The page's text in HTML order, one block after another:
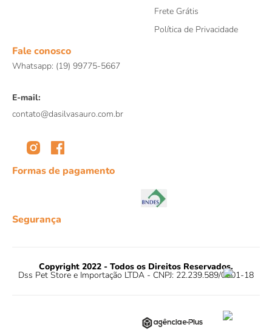
Frete Grátis
Política de Privacidade
Fale conosco
Whatsapp: (19) 99775-5667
E-mail:
contato@dasilvasauro.com.br
Formas de pagamento
Segurança
Copyright 2022 - Todos os Direitos Reservados.
Dss Pet Store e Importação LTDA - CNPJ: 22.239.589/0001-18